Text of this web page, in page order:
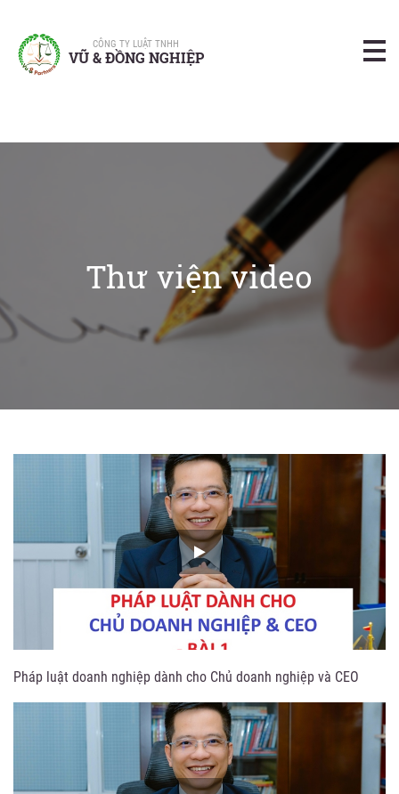
CÔNG TY LUẬT TNHH
VŨ & ĐỒNG NGHIỆP
Thư viện video
Pháp luật doanh nghiệp dành cho Chủ doanh nghiệp và CEO